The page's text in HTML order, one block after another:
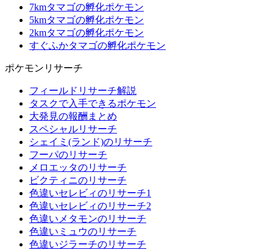
7kmタマゴの孵化ポケモン
5kmタマゴの孵化ポケモン
2kmタマゴの孵化ポケモン
すぐふかタマゴの孵化ポケモン
ポケモンリサーチ
フィールドリサーチ解説
タスクで入手できるポケモン
大発見の報酬まとめ
スペシャルリサーチ
シェイミ(ランド)のリサーチ
フーパのリサーチ
メロエッタのリサーチ
ビクティニのリサーチ
色違いセレビィのリサーチ1
色違いセレビィのリサーチ2
色違いメタモンのリサーチ
色違いミュウのリサーチ
色違いジラーチのリサーチ